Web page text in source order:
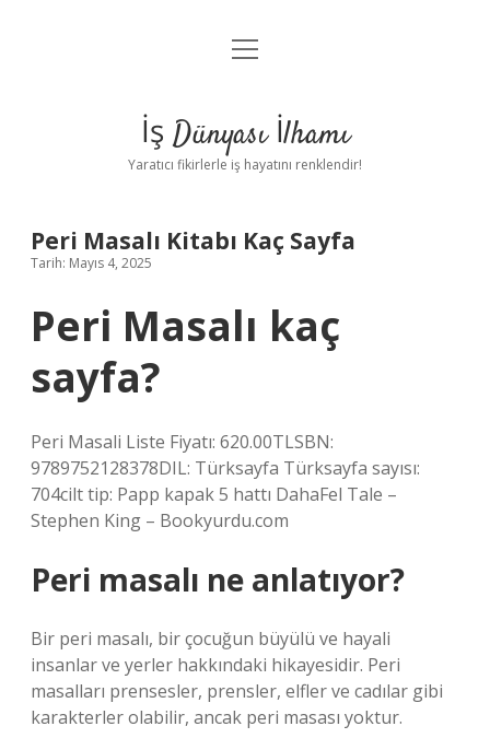
Anasayfa
Yasal Uyarı
menüyü
İş Dünyası İlhamı
Yaratıcı fikirlerle iş hayatını renklendir!
Peri Masalı Kitabı Kaç Sayfa
Tarih: Mayıs 4, 2025
Peri Masalı kaç
sayfa?
Peri Masali Liste Fiyatı: 620.00TLSBN:
9789752128378DIL: Türksayfa Türksayfa sayısı:
704cilt tip: Papp kapak 5 hattı DahaFel Tale –
Stephen King – Bookyurdu.com
Peri masalı ne anlatıyor?
Bir peri masalı, bir çocuğun büyülü ve hayali
insanlar ve yerler hakkındaki hikayesidir. Peri
masalları prensesler, prensler, elfler ve cadılar gibi
karakterler olabilir, ancak peri masası yoktur.